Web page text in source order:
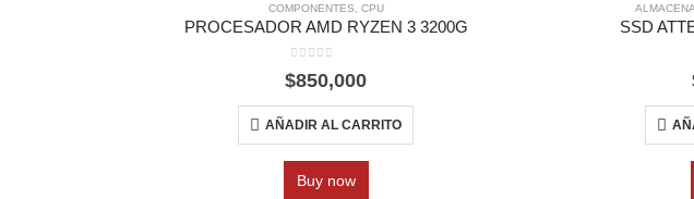
COMPONENTES CPU
PROCESADOR AMD RYZEN 3 3200G
0
$850,000
AÑADIR AL CARRITO
Buy now
SSD